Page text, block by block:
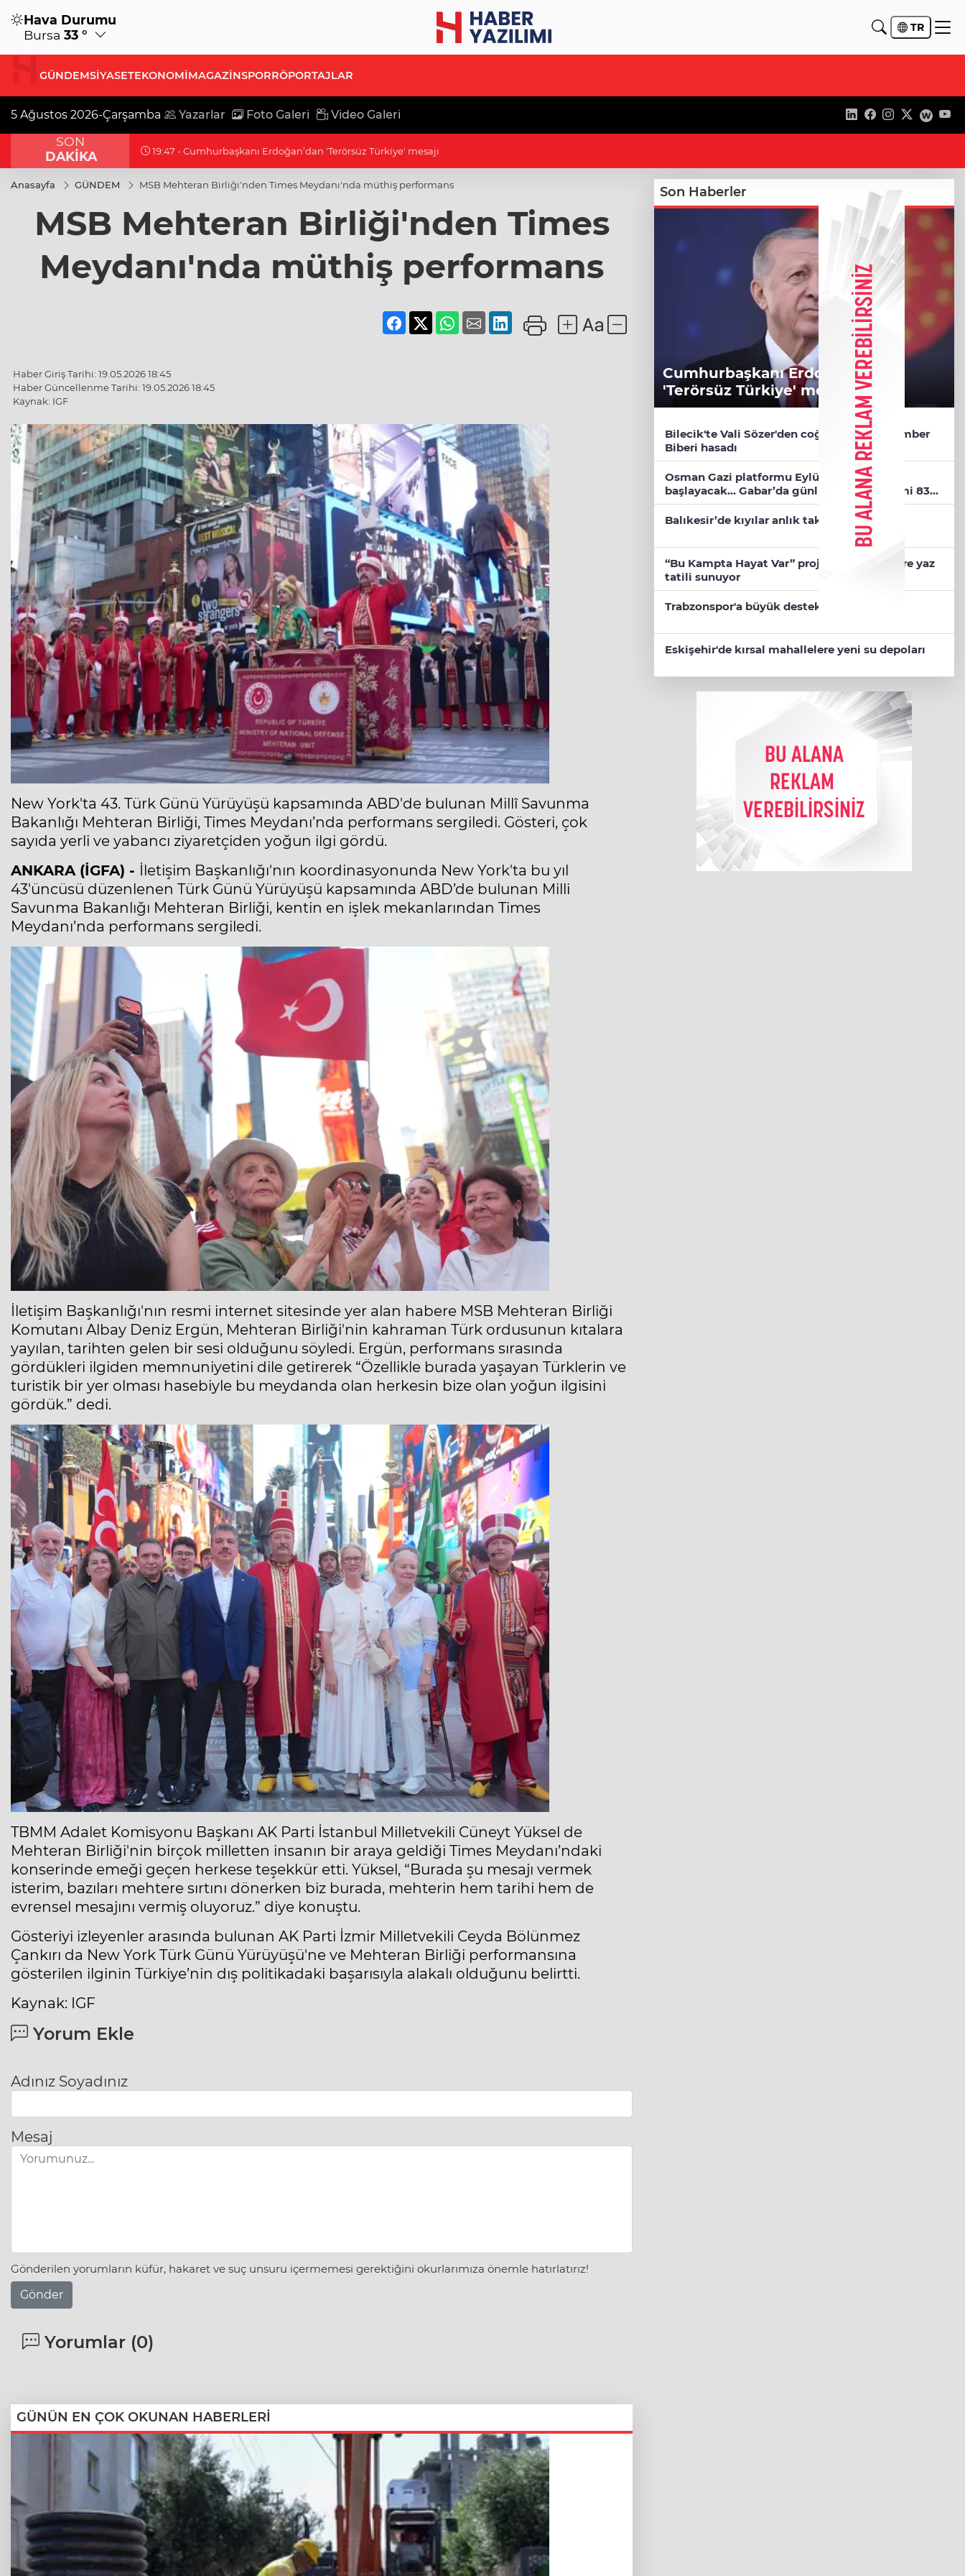
Hava Durumu
Bursa 33 ° TR
GÜNDEMSİYASETEKONOMİMAGAZİNSPORRÖPORTAJLAR
5 Ağustos 2026-Çarşamba Yazarlar Foto Galeri Video Galeri
SON
DAKİKA
19:32 - Bilecik'te Vali Sözer'den coğrafi işaretli Kamber Biberi hasadı
Anasayfa GÜNDEM MSB Mehteran Birliği'nden Times Meydanı'nda müthiş performans
MSB Mehteran Birliği'nden Times
Meydanı'nda müthiş performans
Haber Giriş Tarihi: 19.05.2026 18:45
Haber Güncellenme Tarihi: 19.05.2026 18:45
Kaynak: IGF
New York'ta 43. Türk Günü Yürüyüşü kapsamında ABD'de bulunan Millî Savunma
Bakanlığı Mehteran Birliği, Times Meydanı’nda performans sergiledi. Gösteri, çok
sayıda yerli ve yabancı ziyaretçiden yoğun ilgi gördü.
ANKARA (İGFA) - İletişim Başkanlığı'nın koordinasyonunda New York'ta bu yıl
43'üncüsü düzenlenen Türk Günü Yürüyüşü kapsamında ABD’de bulunan Milli
Savunma Bakanlığı Mehteran Birliği, kentin en işlek mekanlarından Times
Meydanı’nda performans sergiledi.
İletişim Başkanlığı'nın resmi internet sitesinde yer alan habere MSB Mehteran Birliği
Komutanı Albay Deniz Ergün, Mehteran Birliği'nin kahraman Türk ordusunun kıtalara
yayılan, tarihten gelen bir sesi olduğunu söyledi. Ergün, performans sırasında
gördükleri ilgiden memnuniyetini dile getirerek “Özellikle burada yaşayan Türklerin ve
turistik bir yer olması hasebiyle bu meydanda olan herkesin bize olan yoğun ilgisini
gördük.” dedi.
TBMM Adalet Komisyonu Başkanı AK Parti İstanbul Milletvekili Cüneyt Yüksel de
Mehteran Birliği'nin birçok milletten insanın bir araya geldiği Times Meydanı’ndaki
konserinde emeği geçen herkese teşekkür etti. Yüksel, “Burada şu mesajı vermek
isterim, bazıları mehtere sırtını dönerken biz burada, mehterin hem tarihi hem de
evrensel mesajını vermiş oluyoruz.” diye konuştu.
Gösteriyi izleyenler arasında bulunan AK Parti İzmir Milletvekili Ceyda Bölünmez
Çankırı da New York Türk Günü Yürüyüşü'ne ve Mehteran Birliği performansına
gösterilen ilginin Türkiye’nin dış politikadaki başarısıyla alakalı olduğunu belirtti.
Kaynak: IGF
Yorum Ekle
Adınız Soyadınız
Mesaj
Gönderilen yorumların küfür, hakaret ve suç unsuru içermemesi gerektiğini okurlarımıza önemle hatırlatırız!
Gönder
Yorumlar (0)
GÜNÜN EN ÇOK OKUNAN HABERLERİ
Son Haberler
Cumhurbaşkanı Erdoğan’dan
'Terörsüz Türkiye' mesajı
Bilecik'te Vali Sözer'den coğrafi işaretli Kamber
Biberi hasadı
Osman Gazi platformu Eylül'de göreve
başlayacak... Gabar’da günlük petrol üretimi 83
bin 200 varile ulaştı
Balıkesir’de kıyılar anlık takip ediliyor
“Bu Kampta Hayat Var” projesi özel bireylere yaz
tatili sunuyor
Trabzonspor'a büyük destek
Eskişehir'de kırsal mahallelere yeni su depoları